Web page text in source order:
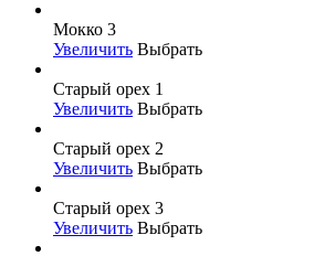
Мокко 3
Увеличить Выбрать
Старый орех 1
Увеличить Выбрать
Старый орех 2
Увеличить Выбрать
Старый орех 3
Увеличить Выбрать